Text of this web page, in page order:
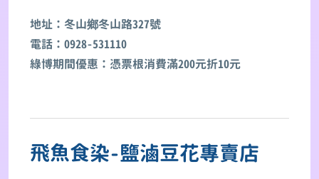
地址：冬山鄉冬山路327號
電話：0928-531110
綠博期間優惠：憑票根消費滿200元折10元
飛魚食染-鹽滷豆花專賣店